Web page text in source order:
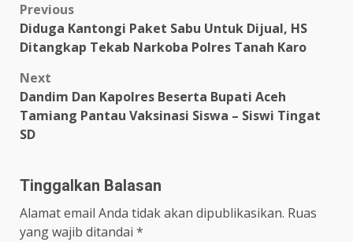
Post
navigation
Previous
Diduga Kantongi Paket Sabu Untuk Dijual, HS
Ditangkap Tekab Narkoba Polres Tanah Karo
Next
Dandim Dan Kapolres Beserta Bupati Aceh
Tamiang Pantau Vaksinasi Siswa – Siswi Tingat
SD
Tinggalkan Balasan
Alamat email Anda tidak akan dipublikasikan. Ruas
yang wajib ditandai *